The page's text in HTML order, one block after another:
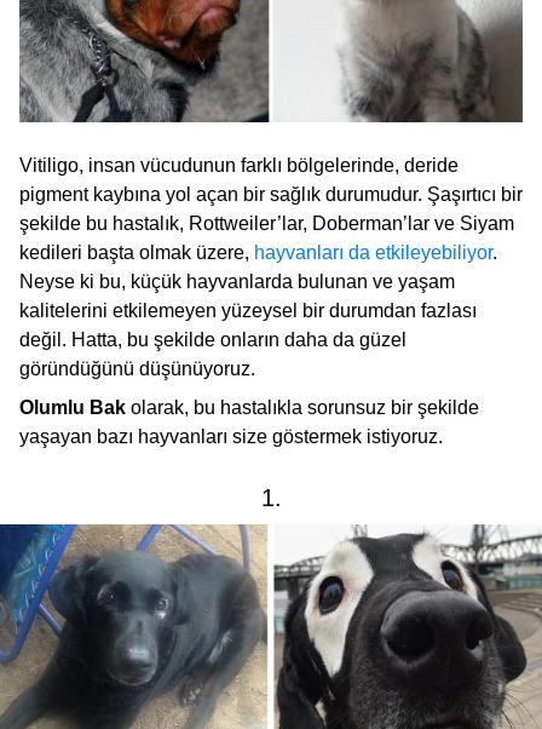
Vitiligo, insan vücudunun farklı bölgelerinde, deride
pigment kaybına yol açan bir sağlık durumudur. Şaşırtıcı bir
şekilde bu hastalık, Rottweiler’lar, Doberman’lar ve Siyam
kedileri başta olmak üzere, hayvanları da etkileyebiliyor.
Neyse ki bu, küçük hayvanlarda bulunan ve yaşam
kalitelerini etkilemeyen yüzeysel bir durumdan fazlası
değil. Hatta, bu şekilde onların daha da güzel
göründüğünü düşünüyoruz.
Olumlu Bak olarak, bu hastalıkla sorunsuz bir şekilde
yaşayan bazı hayvanları size göstermek istiyoruz.
1.